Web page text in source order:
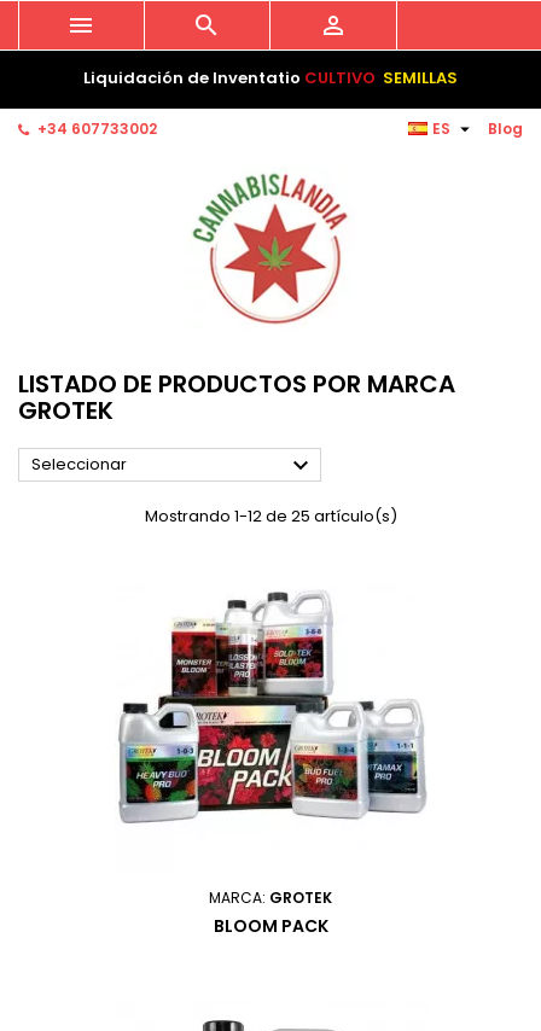
Liquidación de Inventatio CULTIVO SEMILLAS
Blog
+34 607733002 ES 
  
LISTADO DE PRODUCTOS POR MARCA
GROTEK
Seleccionar 
Mostrando 1-12 de 25 artículo(s)
MARCA: GROTEK
BLOOM PACK